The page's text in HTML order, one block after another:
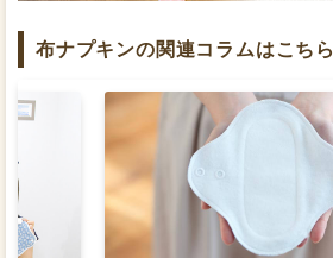
布ナプキンの関連コラムはこちら